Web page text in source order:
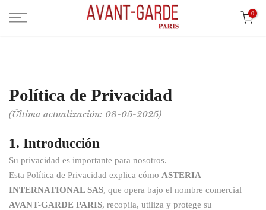
Ir
0
Política de Privacidad
(Última actualización: 08-05-2025)
1. Introducción
Su privacidad es importante para nosotros.
Esta Política de Privacidad explica cómo ASTERIA
INTERNATIONAL SAS, que opera bajo el nombre comercial
AVANT-GARDE PARIS, recopila, utiliza y protege su